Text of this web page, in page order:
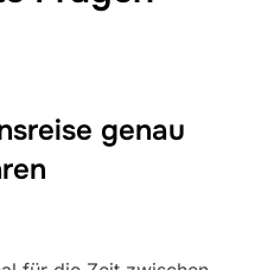
genau